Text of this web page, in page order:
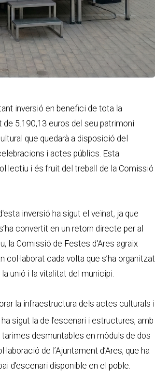
inversió en benefici de tota la
5.190,13 euros del seu patrimoni
que quedarà a disposició del
i actes públics. Esta
i és fruit del treball de la Comissió
inversió ha sigut el veïnat, ja que
convertit en un retorn directe per al
la Comissió de Festes d'Ares agraïx
cada volta que s’ha organitzat
unió i la vitalitat del municipi.
la infraestructura dels actes culturals i
sigut la de l'escenari i estructures, amb
desmuntables en mòduls de dos
de l’Ajuntament d’Ares, que ha
d'escenari disponible en el poble.